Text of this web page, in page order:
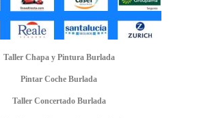
Taller Chapa y Pintura Burlada
Pintar Coche Burlada
Taller Concertado Burlada